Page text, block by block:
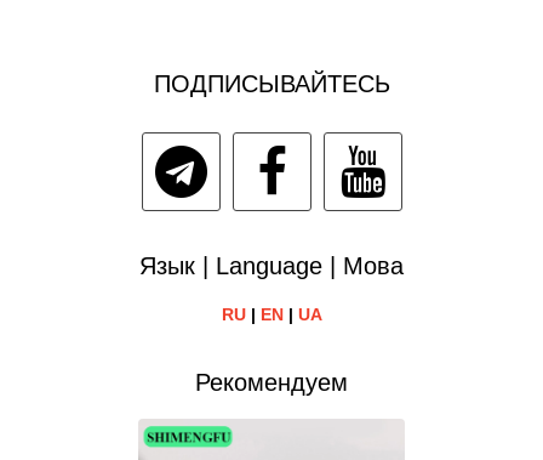
ПОДПИСЫВАЙТЕСЬ
Язык | Language | Мова
RU| EN| UA
Рекомендуем